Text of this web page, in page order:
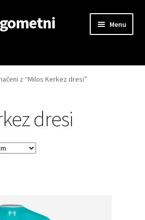
Menu
z “Milos Kerkez dresi”
dresi